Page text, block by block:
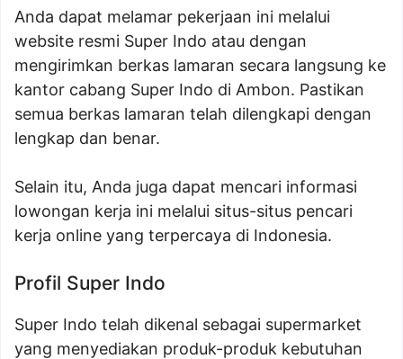
Anda dapat melamar pekerjaan ini melalui
website resmi Super Indo atau dengan
mengirimkan berkas lamaran secara langsung ke
kantor cabang Super Indo di Ambon. Pastikan
semua berkas lamaran telah dilengkapi dengan
lengkap dan benar.
Selain itu, Anda juga dapat mencari informasi
lowongan kerja ini melalui situs-situs pencari
kerja online yang terpercaya di Indonesia.
Profil Super Indo
Super Indo telah dikenal sebagai supermarket
yang menyediakan produk-produk kebutuhan